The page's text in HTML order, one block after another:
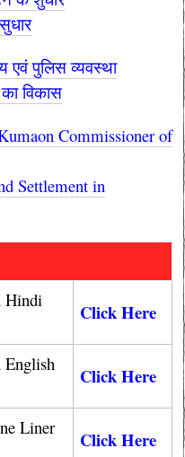
एवं पुलिस व्यवस्था
विकास
Commissioner of
Settlement in
Hindi
Click Here
Click Here
Liner
Click Here